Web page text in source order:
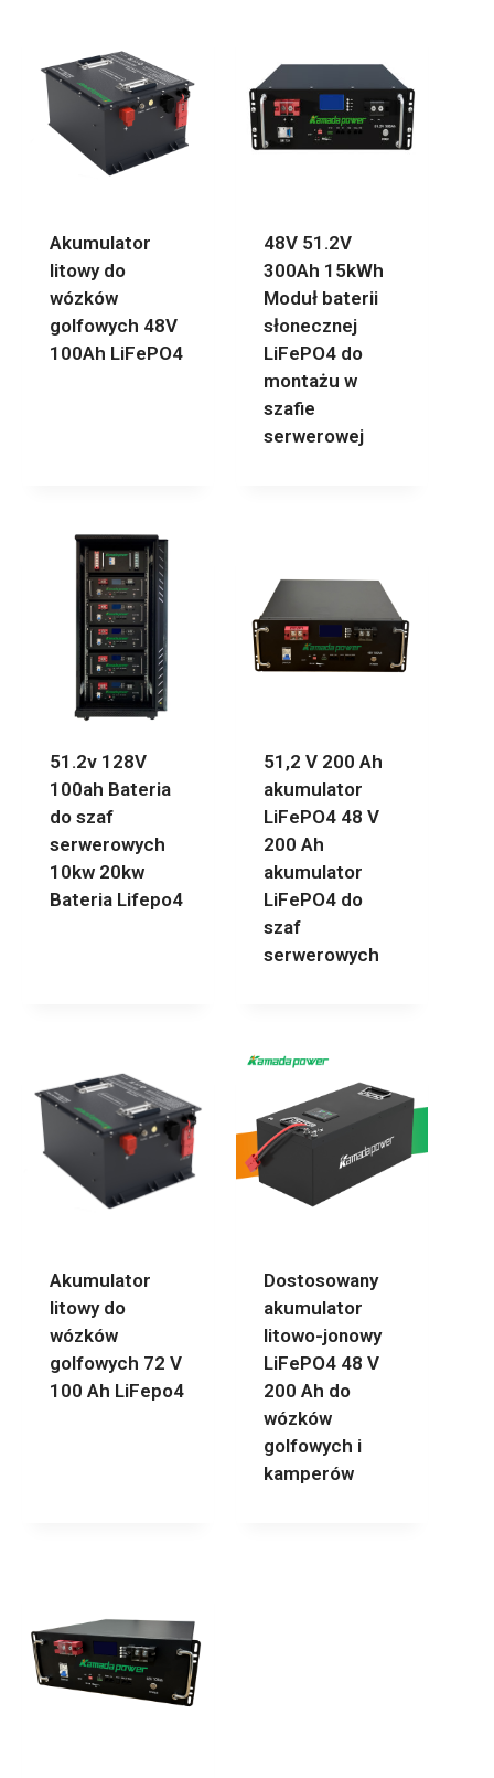
Akumulator
litowy do
wózków
golfowych 48V
100Ah LiFePO4
48V 51.2V
300Ah 15kWh
Moduł baterii
słonecznej
LiFePO4 do
montażu w
szafie
serwerowej
51.2v 128V
100ah Bateria
do szaf
serwerowych
10kw 20kw
Bateria Lifepo4
51,2 V 200 Ah
akumulator
LiFePO4 48 V
200 Ah
akumulator
LiFePO4 do
szaf
serwerowych
Akumulator
litowy do
wózków
golfowych 72 V
100 Ah LiFepo4
Dostosowany
akumulator
litowo-jonowy
LiFePO4 48 V
200 Ah do
wózków
golfowych i
kamperów